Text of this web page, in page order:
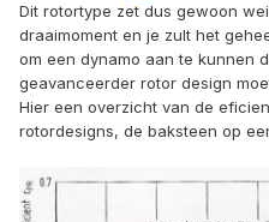
Dit rotortype zet dus gewoon
draaimoment en je zult het
om een dynamo aan te kunnen
geavanceerder rotor design
Hier een overzicht van de
rotordesigns, de baksteen op